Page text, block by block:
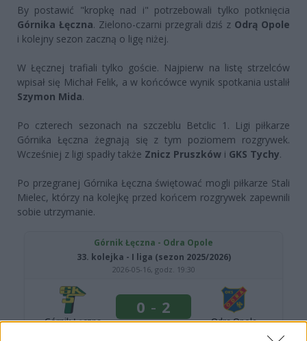
By postawić "kropkę nad i" potrzebowali tylko potknięcia
Górnika Łęczna. Zielono-czarni przegrali dziś z Odrą Opole
i kolejny sezon zaczną o ligę niżej.
W Łęcznej trafiali tylko goście. Najpierw na listę strzelców
wpisał się Michał Felik, a w końcówce wynik spotkania ustalił
Szymon Mida.
Po czterech sezonach na szczeblu Betclic 1. Ligi piłkarze
Górnika Łęczna żegnają się z tym poziomem rozgrywek.
Wcześniej z ligi spadły także Znicz Pruszków i GKS Tychy.
Po przegranej Górnika Łęczna świętować mogli piłkarze Stali
Mielec, którzy na kolejkę przed końcem rozgrywek zapewnili
sobie utrzymanie.